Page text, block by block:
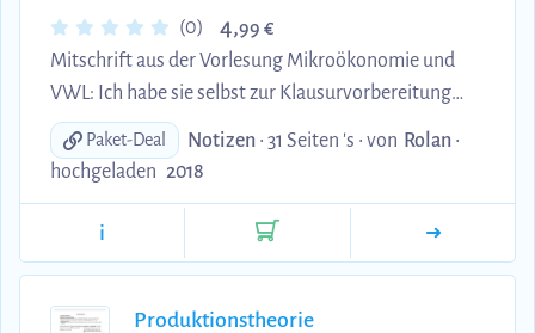
Intern...
(0) 4,99 €
Mitschrift aus der Vorlesung Mikroökonomie und
VWL: Ich habe sie selbst zur Klausurvorbereitung
verwendet und damit ein sehr gutes Ergebnis
erzielen können!
Paket-Deal Notizen • 31 Seiten 's • von Rolan •
hochgeladen 2018
i
Produktionstheorie